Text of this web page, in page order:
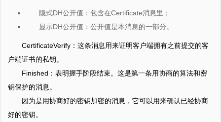
隐式DH公开值：包含在Certificate消息里；
显示DH公开值：公开值是本消息的一部分。
CertificateVerify：这条消息用来证明客户端拥有之前提交的客
户端证书的私钥。
Finished：表明握手阶段结束。这是第一条用协商的算法和密
钥保护的消息。
因为是用协商好的密钥加密的消息，它可以用来确认已经协商
好的密钥。